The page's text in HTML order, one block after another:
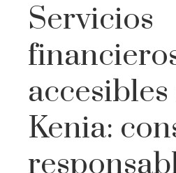
Servicios
accesibles
Kenia: